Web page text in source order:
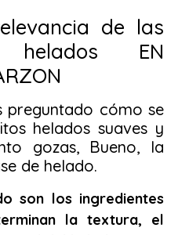
de las
EN
preguntado cómo se
helados suaves y
gozas, Bueno, la
de helado.
son los ingredientes
la textura, el